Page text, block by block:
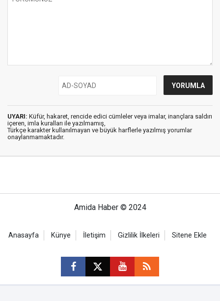
UYARI: Küfür, hakaret, rencide edici cümleler veya imalar, inançlara saldırı
içeren, imla kuralları ile yazılmamış,
Türkçe karakter kullanılmayan ve büyük harflerle yazılmış yorumlar
onaylanmamaktadır.
Amida Haber © 2024
Anasayfa Künye İletişim Gizlilik İlkeleri Sitene Ekle